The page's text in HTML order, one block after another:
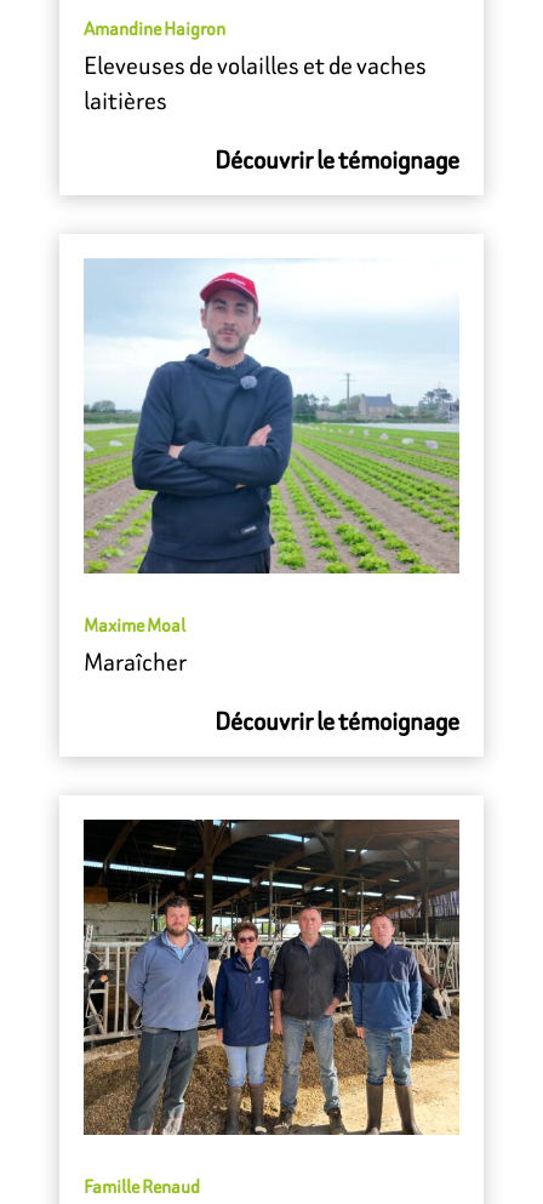
Amandine Haigron
Eleveuses de volailles et de vaches
laitières
Découvrir le témoignage
Maxime Moal
Maraîcher
Découvrir le témoignage
Famille Renaud